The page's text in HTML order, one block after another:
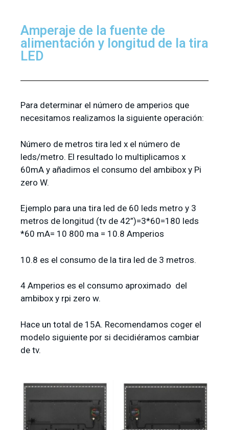
Amperaje de la fuente de
alimentación y longitud de la tira
LED
Para determinar el número de amperios que
necesitamos realizamos la siguiente operación:
Número de metros tira led x el número de
leds/metro. El resultado lo multiplicamos x
60mA y añadimos el consumo del ambibox y Pi
zero W.
Ejemplo para una tira led de 60 leds metro y 3
metros de longitud (tv de 42”)=3*60=180 leds
*60 mA= 10 800 ma = 10.8 Amperios
10.8 es el consumo de la tira led de 3 metros.
4 Amperios es el consumo aproximado del
ambibox y rpi zero w.
Hace un total de 15A. Recomendamos coger el
modelo siguiente por si decidiéramos cambiar
de tv.